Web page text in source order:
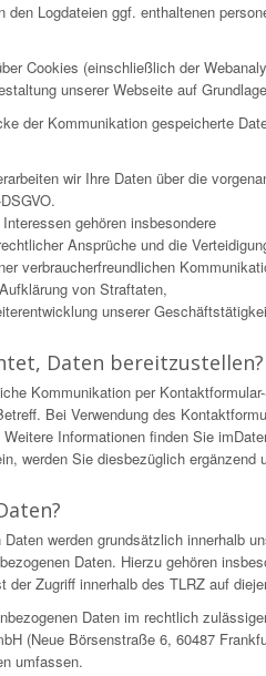
den Logdateien ggf. enthaltenen
Cookies (einschließlich der
unserer Webseite auf
der Kommunikation gespeicherte
wir Ihre Daten über die
gehören insbesondere
Ansprüche und die
verbraucherfreundlichen
von Straftaten,
unserer
Daten bereitzustellen?
Kommunikation per
Bei Verwendung des
Informationen finden Sie
werden Sie diesbezüglich
Daten werden grundsätzlich innerhalb
Daten. Hierzu gehören
der Zugriff innerhalb des TLRZ auf
Daten im rechtlich
(Neue Börsenstraße 6, 60487
umfassen.